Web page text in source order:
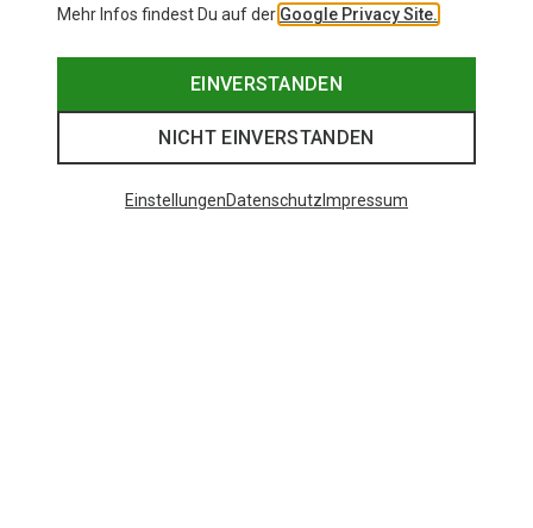
Mehr Infos findest Du auf der Google Privacy Site.
EINVERSTANDEN
NICHT EINVERSTANDEN
EinstellungenDatenschutz Impressum